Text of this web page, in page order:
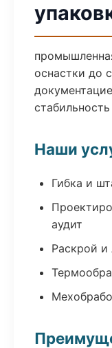
оснастки до
Наши
Гибка и
аудит
Раскрой и